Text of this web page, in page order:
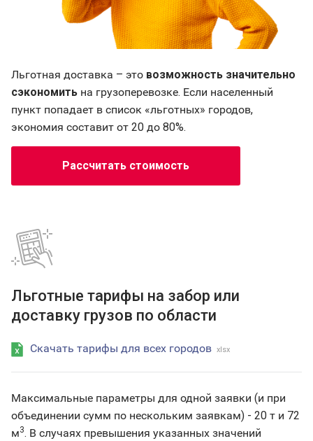
Льготная доставка – это возможность значительно
сэкономить на грузоперевозке. Если населенный
пункт попадает в список «льготных» городов,
экономия составит от 20 до 80%.
Рассчитать стоимость
Льготные тарифы на забор или
доставку грузов по области
Скачать тарифы для всех городов xlsx
Максимальные параметры для одной заявки (и при
объединении сумм по нескольким заявкам) - 20 т и 72
м3. В случаях превышения указанных значений